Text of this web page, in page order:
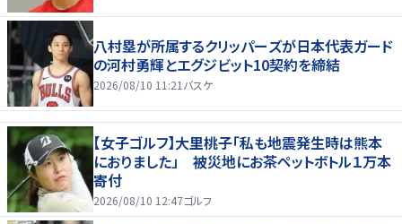
八村塁が所属するクリッパーズが日本代表ガード
の河村勇輝とエグジビット10契約を締結
2026/08/10 11:21 バスケ
【女子ゴルフ】大里桃子「私も地震発生時は熊本
におりました」 被災地にお茶ペットボトル１万本
寄付
2026/08/10 12:47ゴルフ